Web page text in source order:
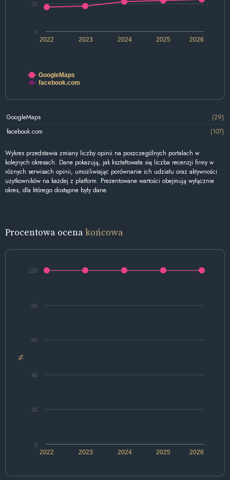
2022 2024 2026
2023 2025
0
25
GoogleMaps
facebook.com
GoogleMaps
(29)
facebook.com
(107)
Wykres przedstawia zmiany liczby opinii na poszczególnych portalach w
kolejnych okresach. Dane pokazują, jak kształtowała się liczba recenzji firmy w
różnych serwisach opinii, umożliwiając porównanie ich udziału oraz aktywności
użytkowników na każdej z platform. Prezentowane wartości obejmują wyłącznie
okres, dla którego dostępne były dane.
Procentowa ocenakońcowa
%
2022 2024 2026
2023 2025
0
20
40
60
80
100